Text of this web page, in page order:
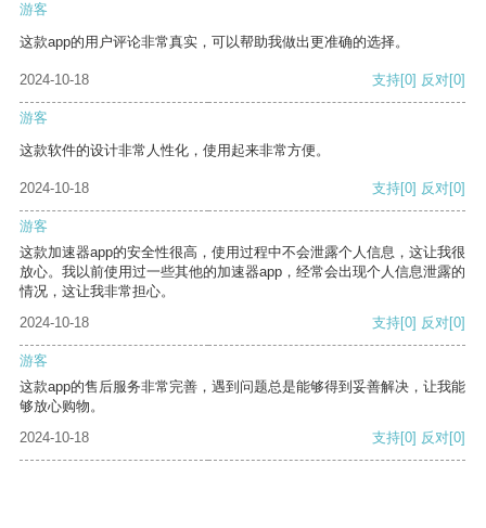
游客
这款app的用户评论非常真实，可以帮助我做出更准确的选择。
2024-10-18 支持[0] 反对[0]
游客
这款软件的设计非常人性化，使用起来非常方便。
2024-10-18 支持[0] 反对[0]
游客
这款加速器app的安全性很高，使用过程中不会泄露个人信息，这让我很
放心。我以前使用过一些其他的加速器app，经常会出现个人信息泄露的
情况，这让我非常担心。
2024-10-18
支持[0] 反对[0]
游客
这款app的售后服务非常完善，遇到问题总是能够得到妥善解决，让我能
够放心购物。
2024-10-18
支持[0] 反对[0]